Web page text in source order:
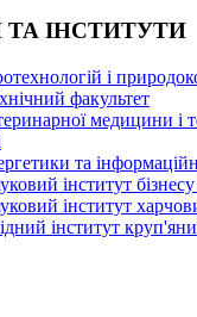
ІНСТИТУТИ
і
факультет
медицини і
та
інститут бізнесу
інститут
інститут